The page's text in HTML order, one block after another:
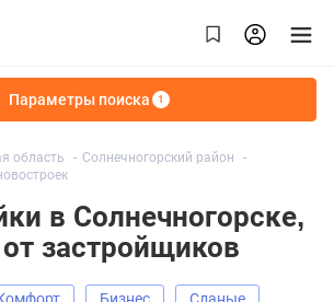
Параметры поиска 1
область
Солнечногорский район
в Солнечногорске,
застройщиков